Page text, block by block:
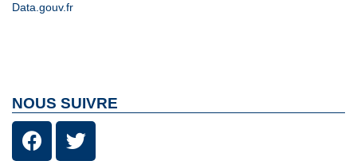
Data.gouv.fr
NOUS SUIVRE